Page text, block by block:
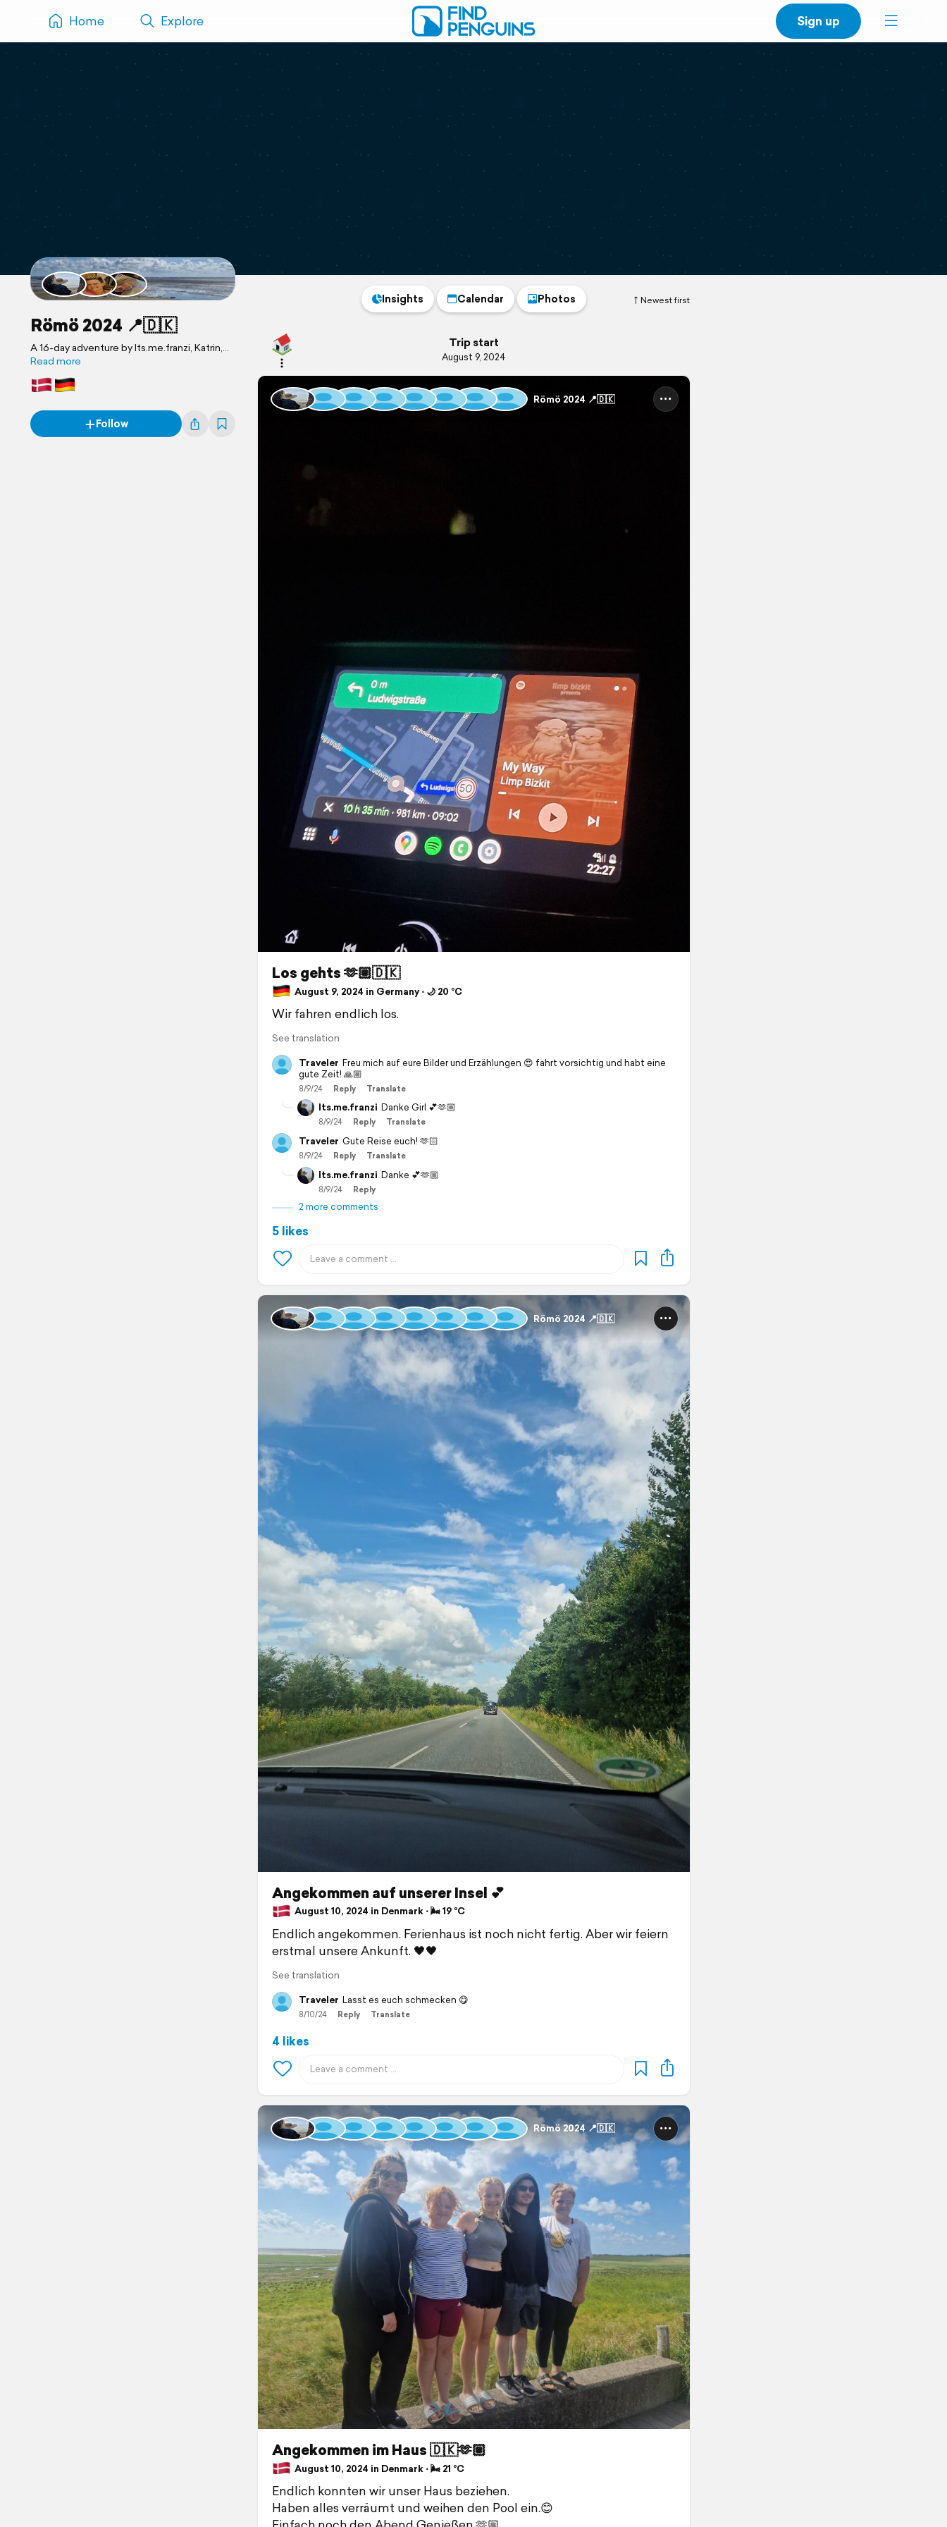
Home Explore Sign up
Römö 2024 📍🇩🇰
A 16-day adventure by Its.me.franzi, Katrin,
Rosiii and 5 others
Read more
Follow
Newest first
Insights Calendar Photos
Trip start
August 9, 2024
Römö 2024 📍🇩🇰
Los gehts 🫶🏼🇩🇰
August 9, 2024 in Germany ⋅ 🌙 20 °C
Wir fahren endlich los.
See translation
Traveler Freu mich auf eure Bilder und Erzählungen 😍 fahrt vorsichtig und habt eine
gute Zeit! 🙏🏼
8/9/24 Reply Translate
Its.me.franzi Danke Girl 💕🫶🏼
8/9/24 Reply Translate
Traveler Gute Reise euch! 🫶🏻
8/9/24 Reply Translate
Its.me.franzi Danke 💕🫶🏼
8/9/24 Reply
2 more comments
5 likes
Römö 2024 📍🇩🇰
Angekommen auf unserer Insel 💕
August 10, 2024 in Denmark ⋅ 🌬 19 °C
Endlich angekommen. Ferienhaus ist noch nicht fertig. Aber wir feiern
erstmal unsere Ankunft. 🖤🖤
See translation
Traveler Lasst es euch schmecken 😋
8/10/24 Reply Translate
4 likes
Römö 2024 📍🇩🇰
Angekommen im Haus 🇩🇰🫶🏼
August 10, 2024 in Denmark ⋅ 🌬 21 °C
Endlich konnten wir unser Haus beziehen.
Haben alles verräumt und weihen den Pool ein.😊